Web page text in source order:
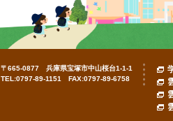
〒665-0877 兵庫県宝塚市中山桜台1-1-1
TEL:0797-89-1151 FAX:0797-89-6758